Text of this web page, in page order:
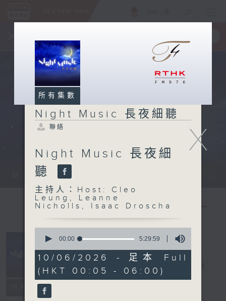
一手掌握 RTHK 電台、電視節目
Monday - Sunday 星期一至日 12am...
所有集數
Night Music
長夜細聽
X
所有集數
Night Music 長夜細聽
聯絡
Night Music 長夜細
聽
主持人：Host: Cleo
Leung, Leanne
Nicholls, Isaac Droscha
seconds
5
hours,
29
minutes,
59
seconds
00:00 5:29:59
10/06/2026 - 足本 Full
(HKT 00:05 - 06:00)